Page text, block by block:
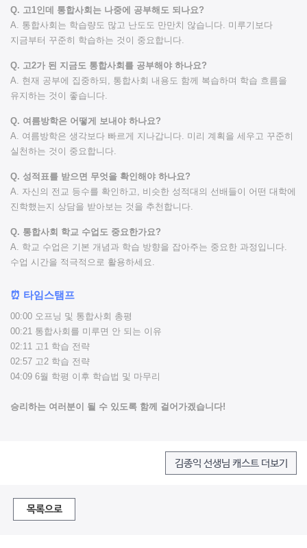
Q. 고1인데 통합사회는 나중에 공부해도 되나요?
A. 통합사회는 학습량도 많고 난도도 만만치 않습니다. 미루기보다
지금부터 꾸준히 학습하는 것이 중요합니다.
Q. 고2가 된 지금도 통합사회를 공부해야 하나요?
A. 현재 공부에 집중하되, 통합사회 내용도 함께 복습하며 학습 흐름을
유지하는 것이 좋습니다.
Q. 여름방학은 어떻게 보내야 하나요?
A. 여름방학은 생각보다 빠르게 지나갑니다. 미리 계획을 세우고 꾸준히
실천하는 것이 중요합니다.
Q. 성적표를 받으면 무엇을 확인해야 하나요?
A. 자신의 전교 등수를 확인하고, 비슷한 성적대의 선배들이 어떤 대학에
진학했는지 상담을 받아보는 것을 추천합니다.
Q. 통합사회 학교 수업도 중요한가요?
A. 학교 수업은 기본 개념과 학습 방향을 잡아주는 중요한 과정입니다.
수업 시간을 적극적으로 활용하세요.
⏰ 타임스탬프
00:00 오프닝 및 통합사회 총평
00:21 통합사회를 미루면 안 되는 이유
02:11 고1 학습 전략
02:57 고2 학습 전략
04:09 6월 학평 이후 학습법 및 마무리
승리하는 여러분이 될 수 있도록 함께 걸어가겠습니다!
김종익 선생님 캐스트 더보기
목록으로